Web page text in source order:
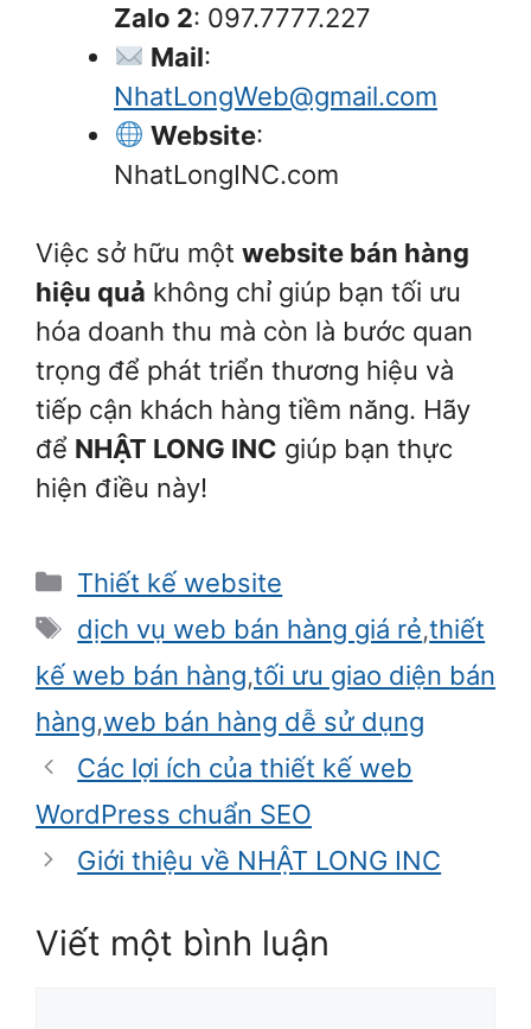
Zalo 2: 097.7777.227
Mail:
NhatLongWeb@gmail.com
Website:
NhatLongINC.com
Việc sở hữu một website bán hàng
hiệu quả không chỉ giúp bạn tối ưu
hóa doanh thu mà còn là bước quan
trọng để phát triển thương hiệu và
tiếp cận khách hàng tiềm năng. Hãy
để NHẬT LONG INC giúp bạn thực
hiện điều này!
Danh
mục
Thiết kế website
Thẻ
dịch vụ web bán hàng giá rẻ,thiết
kế web bán hàng,tối ưu giao diện bán
hàng,web bán hàng dễ sử dụng
Các lợi ích của thiết kế web
WordPress chuẩn SEO
Giới thiệu về NHẬT LONG INC
Viết một bình luận